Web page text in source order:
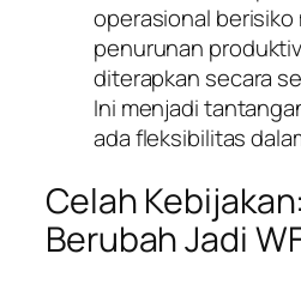
operasional berisiko
penurunan
diterapkan secara
Ini menjadi
ada fleksibilitas
Celah
Berubah Jadi